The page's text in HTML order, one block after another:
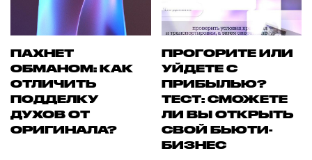
ПАХНЕТ
ОБМАНОМ: КАК
ОТЛИЧИТЬ
ПОДДЕЛКУ
ДУХОВ ОТ
ОРИГИНАЛА?
ПРОГОРИТЕ ИЛИ
УЙДЕТЕ С
ПРИБЫЛЬЮ?
ТЕСТ: СМОЖЕТЕ
ЛИ ВЫ ОТКРЫТЬ
СВОЙ БЬЮТИ-
БИЗНЕС